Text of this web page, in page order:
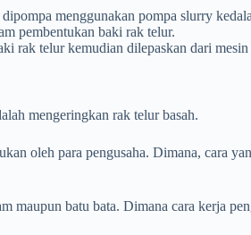
menggunakan pompa slurry
pembentukan baki rak telur.
rak telur kemudian dilepaskan dari
mengeringkan rak telur basah.
oleh para pengusaha. Dimana, cara
maupun batu bata. Dimana cara kerja